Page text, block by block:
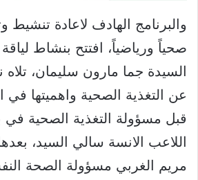
والبرنامج الهادف لاعادة تنشيط
صحياً ورياضياً، افتتح بنشاط
السيدة جما مارون سليمان،
عن التغذية الصحية واهميتها في
قبل مسؤولة التغذية الصحية
اللاعب الانسة سالي السيد،
مريم الغربي مسؤولة الصحة